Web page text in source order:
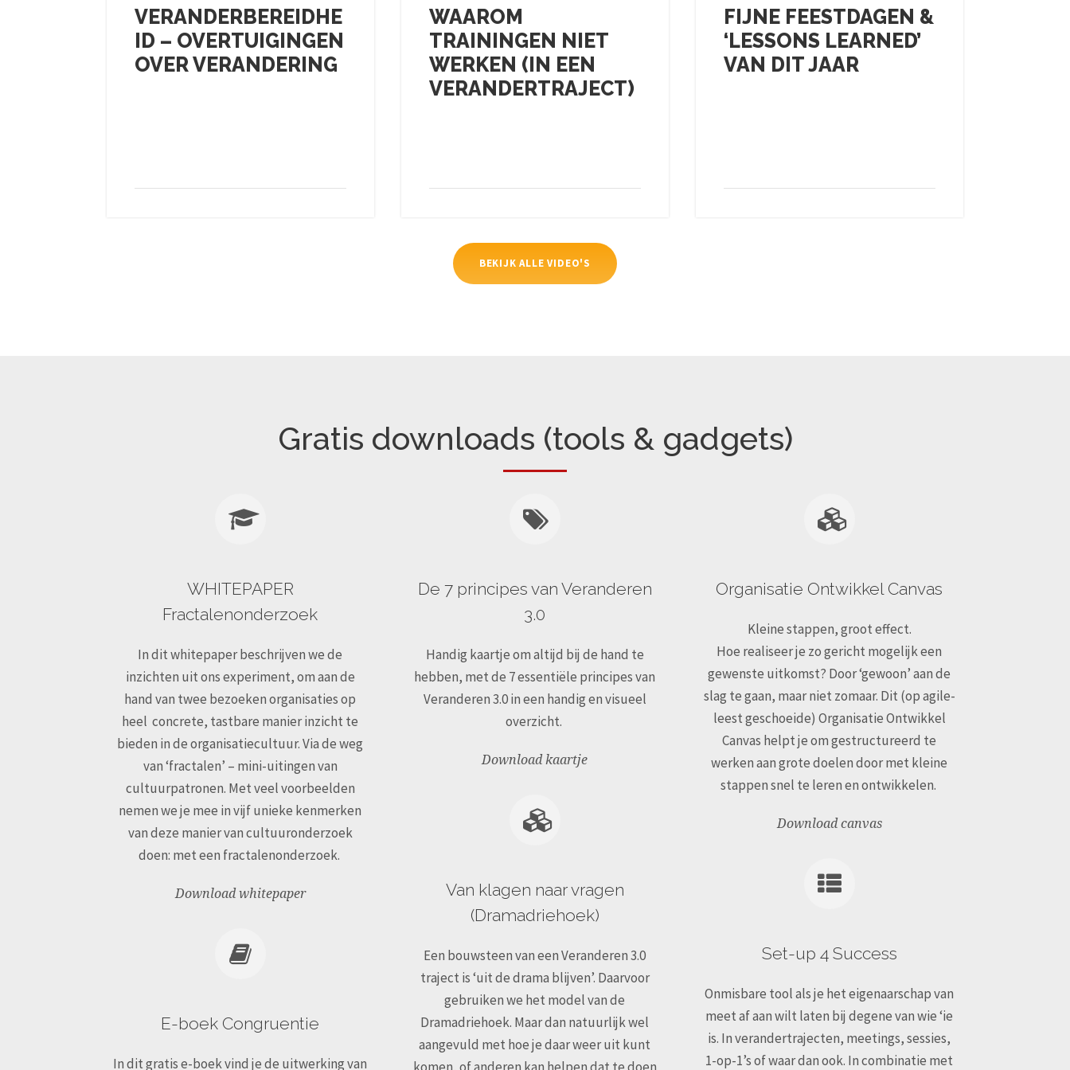
VERANDERBEREIDHE
ID – OVERTUIGINGEN
OVER VERANDERING
WAAROM
TRAININGEN NIET
WERKEN (IN EEN
VERANDERTRAJECT)
FIJNE FEESTDAGEN &
‘LESSONS LEARNED’
VAN DIT JAAR
BEKIJK ALLE VIDEO'S
Gratis downloads (tools & gadgets)
WHITEPAPER
Fractalenonderzoek
In dit whitepaper beschrijven we de
inzichten uit ons experiment, om aan de
hand van twee bezoeken organisaties op
heel concrete, tastbare manier inzicht te
bieden in de organisatiecultuur. Via de weg
van ‘fractalen’ – mini-uitingen van
cultuurpatronen. Met veel voorbeelden
nemen we je mee in vijf unieke kenmerken
van deze manier van cultuuronderzoek
doen: met een fractalenonderzoek.
Download whitepaper
E-boek Congruentie
In dit gratis e-boek vind je de uitwerking van
De 7 principes van Veranderen
3.0
Handig kaartje om altijd bij de hand te
hebben, met de 7 essentiële principes van
Veranderen 3.0 in een handig en visueel
overzicht.
Download kaartje
Van klagen naar vragen
(Dramadriehoek)
Een bouwsteen van een Veranderen 3.0
traject is ‘uit de drama blijven’. Daarvoor
gebruiken we het model van de
Dramadriehoek. Maar dan natuurlijk wel
aangevuld met hoe je daar weer uit kunt
Organisatie Ontwikkel Canvas
Kleine stappen, groot effect.
Hoe realiseer je zo gericht mogelijk een
gewenste uitkomst? Door ‘gewoon’ aan de
slag te gaan, maar niet zomaar. Dit (op agile-
leest geschoeide) Organisatie Ontwikkel
Canvas helpt je om gestructureerd te
werken aan grote doelen door met kleine
stappen snel te leren en ontwikkelen.
Download canvas
Set-up 4 Success
Onmisbare tool als je het eigenaarschap van
meet af aan wilt laten bij degene van wie ‘ie
is. In verandertrajecten, meetings, sessies,
1-op-1’s of waar dan ook. In combinatie met